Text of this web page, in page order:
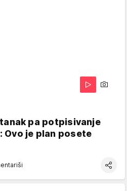
pa potpisivanje
Ovo je plan posete